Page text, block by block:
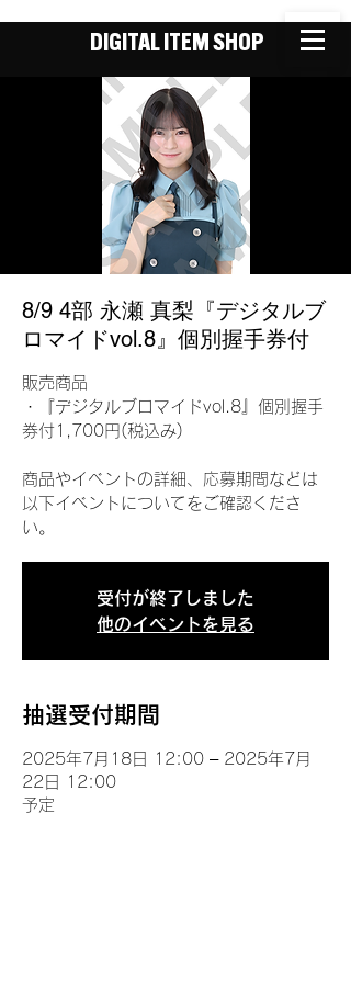
DIGITAL ITEM SHOP
8/9 4部 永瀬 真梨『デジタルブ
ロマイドvol.8』個別握手券付
販売商品
・『デジタルブロマイドvol.8』個別握手
券付1,700円(税込み)
商品やイベントの詳細、応募期間などは
以下イベントについてをご確認くださ
い。
受付が終了しました
他のイベントを見る
抽選受付期間
2025年7月18日 12:00 – 2025年7月
22日 12:00
予定